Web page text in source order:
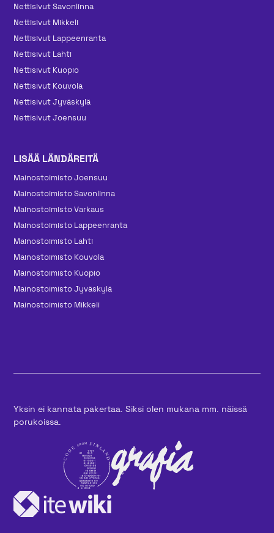
Nettisivut Savonlinna
Nettisivut Mikkeli
Nettisivut Lappeenranta
Nettisivut Lahti
Nettisivut Kuopio
Nettisivut Kouvola
Nettisivut Jyväskylä
Nettisivut Joensuu
LISÄÄ LÄNDÄREITÄ
Mainos­toimisto Joensuu
Mainos­toimisto Savonlinna
Mainos­toimisto Varkaus
Mainos­toimisto Lappeenranta
Mainos­toimisto Lahti
Mainos­toimisto Kouvola
Mainos­toimisto Kuopio
Mainos­toimisto Jyväskylä
Mainos­toimisto Mikkeli
Yksin ei kannata pakertaa. Siksi olen mukana mm. näissä
porukoissa.